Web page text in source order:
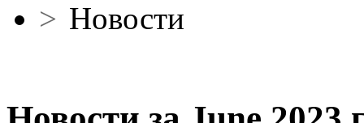
> Новости